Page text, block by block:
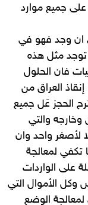
على جميع موارد
ان وجد فهو في
توجد مثل هذه
فان الحلول
إنقاذ العراق من
الحجز عَل جميع
وخارجه والتي
لأصغر واحد وان
تكفي لمعالجة
على الواردات
وكل الأموال التي
الوضع